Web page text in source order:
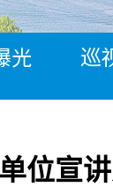
光 巡
位宣